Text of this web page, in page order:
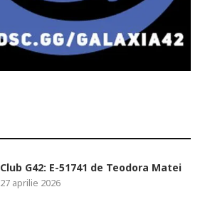
Club G42: E-51741 de Teodora Matei
27 aprilie 2026